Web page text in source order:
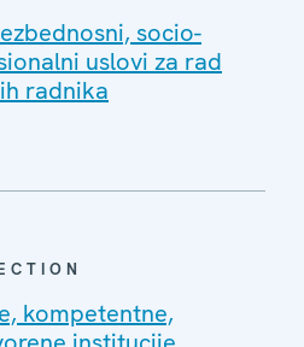
socio-
uslovi za rad
radnika
kompetentne,